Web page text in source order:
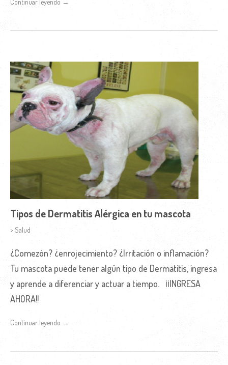
Tipos de Dermatitis Alérgica en tu mascota
> Salud
¿Comezón? ¿enrojecimiento? ¿Irritación o inflamación?
Tu mascota puede tener algún tipo de Dermatitis, ingresa
y aprende a diferenciar y actuar a tiempo. ¡¡INGRESA
AHORA!!
Continuar leyendo →